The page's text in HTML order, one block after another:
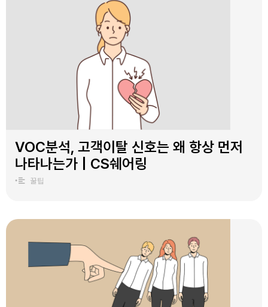
VOC분석, 고객이탈 신호는 왜 항상 먼저
나타나는가 | CS쉐어링
• 꿀팁